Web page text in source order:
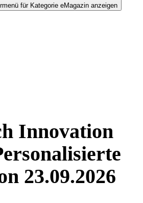
für Kategorie eMagazin anzeigen
Innovation
23.09.2026